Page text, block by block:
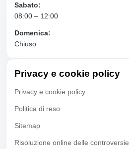
Sabato:
08:00 – 12:00
Domenica:
Chiuso
Privacy e cookie policy
Privacy e cookie policy
Politica di reso
Sitemap
Risoluzione online delle controversie